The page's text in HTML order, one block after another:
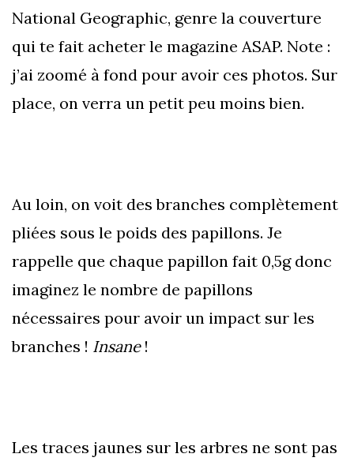
National Geographic, genre la couverture
qui te fait acheter le magazine ASAP. Note :
j’ai zoomé à fond pour avoir ces photos. Sur
place, on verra un petit peu moins bien.
Au loin, on voit des branches complètement
pliées sous le poids des papillons. Je
rappelle que chaque papillon fait 0,5g donc
imaginez le nombre de papillons
nécessaires pour avoir un impact sur les
branches ! Insane!
Les traces jaunes sur les arbres ne sont pas